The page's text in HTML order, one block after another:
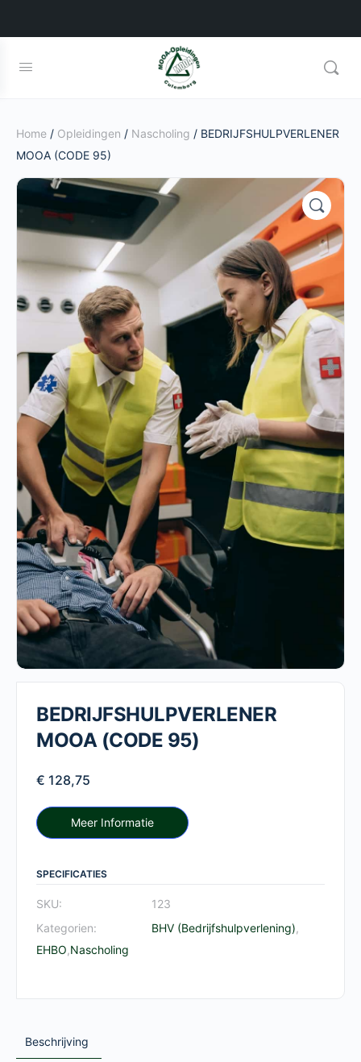
Home / Opleidingen / Nascholing / BEDRIJFSHULPVERLENER
MOOA (CODE 95)
BEDRIJFSHULPVERLENER
MOOA (CODE 95)
€ 128,75
Meer Informatie
SPECIFICATIES
SKU:
123
Kategorien:
BHV (Bedrijfshulpverlening),
EHBO,Nascholing
Beschrijving